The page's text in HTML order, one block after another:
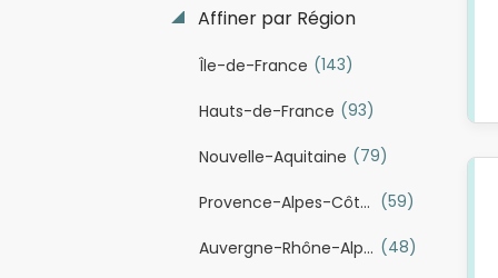
Affiner par Région
Île-de-France (143)
Hauts-de-France (93)
Nouvelle-Aquitaine (79)
Provence-Alpes-Côte d'Azur (59)
Auvergne-Rhône-Alpes (48)